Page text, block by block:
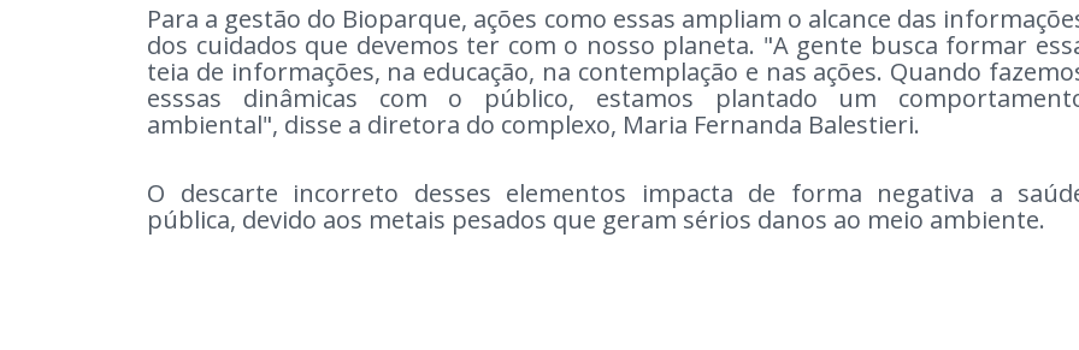
Para a gestão do Bioparque, ações como essas ampliam o alcance das
dos cuidados que devemos ter com o nosso planeta. "A gente busca formar
teia de informações, na educação, na contemplação e nas ações. Quando
esssas dinâmicas com o público, estamos plantado um
ambiental", disse a diretora do complexo, Maria Fernanda Balestieri.
O descarte incorreto desses elementos impacta de forma negativa a
pública, devido aos metais pesados que geram sérios danos ao meio ambiente.